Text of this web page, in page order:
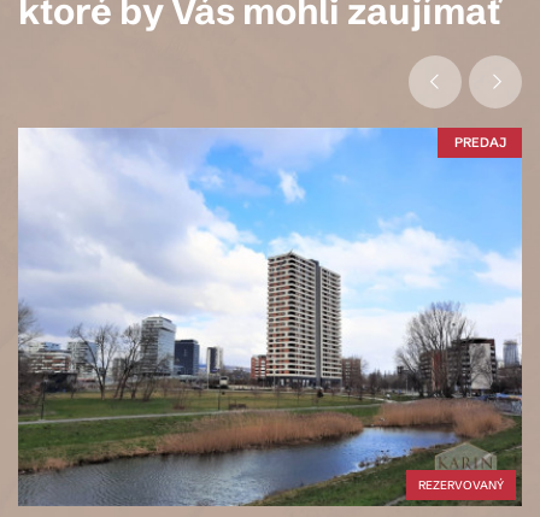
ktoré by Vás mohli zaujímať
PREDAJ
REZERVOVANÝ